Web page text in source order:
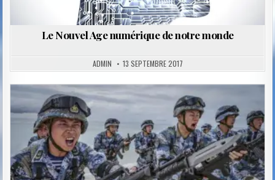
Le Nouvel Age numérique de notre monde
ADMIN 13 SEPTEMBRE 2017
in